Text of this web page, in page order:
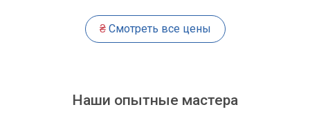
₴Смотреть все цены
Наши опытные мастера